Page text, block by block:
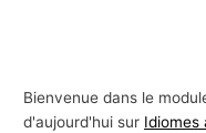
Bienvenue dans le
d'aujourd'hui sur Idiomes